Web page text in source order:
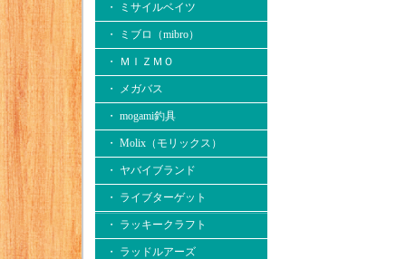
・ ミサイルベイツ
・ ミブロ（mibro）
・ ＭＩＺＭＯ
・ メガバス
・ mogami釣具
・ Molix（モリックス）
・ ヤバイブランド
・ ライブターゲット
・ ラッキークラフト
・ ラッドルアーズ